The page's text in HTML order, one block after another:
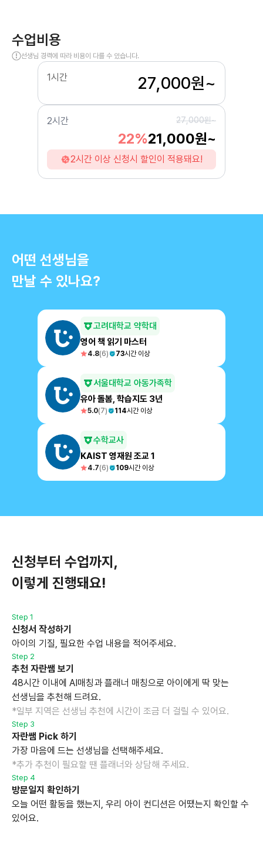
수업비용
선생님 경력에 따라 비용이 다를 수 있습니다.
1시간 27,000원~
2시간 27,000원~
22%21,000원~
2시간 이상 신청시 할인이 적용돼요!
어떤 선생님을
만날 수 있나요?
고려대학교 약학대
영어 책 읽기 마스터
4.8(6) 73시간 이상
서울대학교 아동가족학
유아 돌봄, 학습지도 3년
5.0(7) 114시간 이상
수학교사
KAIST 영재원 조교 1
4.7(6) 109시간 이상
신청부터 수업까지,
이렇게 진행돼요!
Step 1
신청서 작성하기
아이의 기질, 필요한 수업 내용을 적어주세요.
Step 2
추천 자란쌤 보기
48시간 이내에 AI매칭과 플래너 매칭으로 아이에게 딱 맞는
선생님을 추천해 드려요.
*일부 지역은 선생님 추천에 시간이 조금 더 걸릴 수 있어요.
Step 3
자란쌤 Pick 하기
가장 마음에 드는 선생님을 선택해주세요.
*추가 추천이 필요할 땐 플래너와 상담해 주세요.
Step 4
방문일지 확인하기
오늘 어떤 활동을 했는지, 우리 아이 컨디션은 어땠는지 확인할 수
있어요.